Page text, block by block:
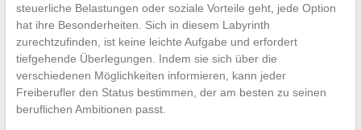
steuerliche Belastungen oder soziale Vorteile geht, jede Option
hat ihre Besonderheiten. Sich in diesem Labyrinth
zurechtzufinden, ist keine leichte Aufgabe und erfordert
tiefgehende Überlegungen. Indem sie sich über die
verschiedenen Möglichkeiten informieren, kann jeder
Freiberufler den Status bestimmen, der am besten zu seinen
beruflichen Ambitionen passt.